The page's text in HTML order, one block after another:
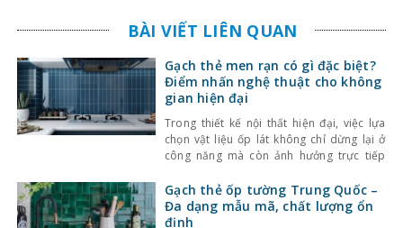
BÀI VIẾT LIÊN QUAN
Gạch thẻ men rạn có gì đặc biệt?
Điểm nhấn nghệ thuật cho không
gian hiện đại
Trong thiết kế nội thất hiện đại, việc lựa
chọn vật liệu ốp lát không chỉ dừng lại ở
công năng mà còn ảnh hưởng trực tiếp
Một trong những lựa chọn nổi bật gần đây
là gạch thẻ men rạn – dòng gạch ốp lát
Gạch thẻ ốp tường Trung Quốc –
Đa dạng mẫu mã, chất lượng ổn
định